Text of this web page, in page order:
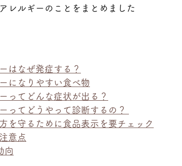
レルギーのことをまとめました
はなぜ発症する？
になりやすい食べ物
ってどんな症状が出る？
ってどうやって診断するの？
を守るために食品表示を要チェック
意点
向